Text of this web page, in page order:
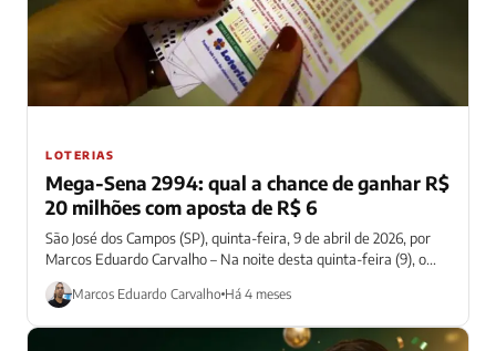
LOTERIAS
Mega-Sena 2994: qual a chance de ganhar R$
20 milhões com aposta de R$ 6
São José dos Campos (SP), quinta-feira, 9 de abril de 2026, por
Marcos Eduardo Carvalho – Na noite desta quinta-feira (9), o...
Marcos Eduardo Carvalho Há 4 meses